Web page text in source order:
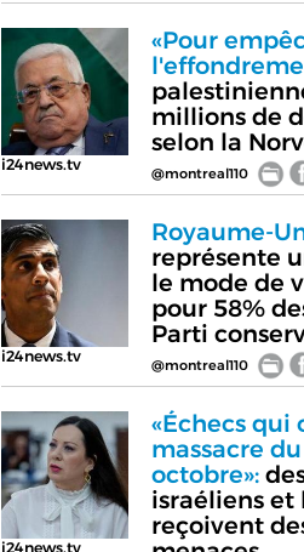
i24news.tv
«Pour
millions de
selon la
@montreal110
i24news.tv
Royaume-
représente
le mode de
pour 58%
Parti
@montreal110
i24news.tv
«Échecs
massacre
octobre»:
israéliens et
reçoivent